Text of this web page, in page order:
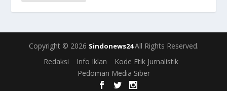
Copyright © 2026 Sindonews24All Rights Reserved.
Redaksi
Info Iklan
Kode Etik Jurnalistik
Pedoman Media Siber